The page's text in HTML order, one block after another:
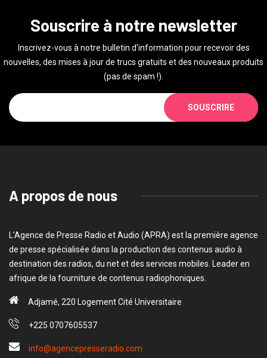
Souscrire à notre newsletter
Inscrivez-vous à notre bulletin d'information pour recevoir des
nouvelles, des mises à jour de trucs gratuits et des nouveaux produits
(pas de spam !).
SOUSCRIRE
A propos de nous
L’Agence de Presse Radio et Audio (APRA) est la première agence
de presse spécialisée dans la production des contenus audio à
destination des radios, du net et des services mobiles. Leader en
afrique de la fourniture de contenus radiophoniques.
Adjamé, 220 Logement Cité Universitaire
+225 0707605537
info@agencepresseradio.com